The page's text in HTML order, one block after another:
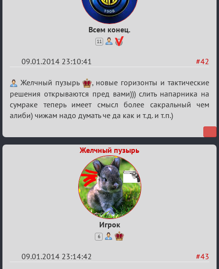
Всем конец.
11
#42
09.01.2014 23:10:41
Re:
VIP-
клуб,
сумрак,
партии
на
Желчный пузырь
, новые горизонты и тактические
решения открываются пред вами))) слить напарника на
сумраке теперь имеет смысл более сакральный чем
алиби) чижам надо думать че да как и т.д. и т.п.)
Желчный пузырь
Игрок
6
#43
09.01.2014 23:14:42